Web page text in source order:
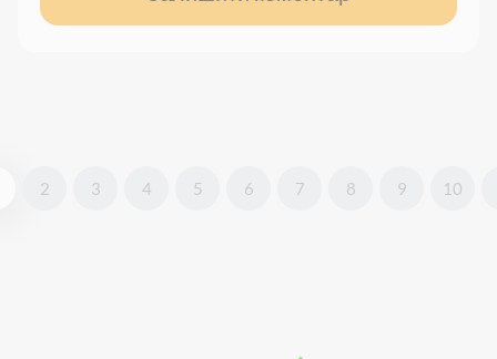
2 3 4 5 6 7 8 9 10